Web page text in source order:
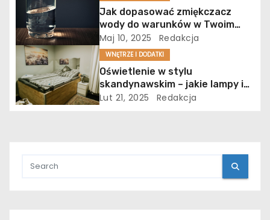
p
i
s
u
Jak dopasować zmiękczacz
wody do warunków w Twoim
domu?
Maj 10, 2025 Redakcja
WNĘTRZE I DODATKI
Oświetlenie w stylu
skandynawskim – jakie lampy i
źródła światła najlepiej pasują
Lut 21, 2025 Redakcja